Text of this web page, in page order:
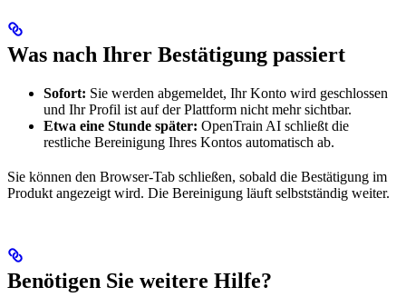
Was nach Ihrer Bestätigung passiert
Sofort: Sie werden abgemeldet, Ihr Konto wird geschlossen
und Ihr Profil ist auf der Plattform nicht mehr sichtbar.
Etwa eine Stunde später: OpenTrain AI schließt die
restliche Bereinigung Ihres Kontos automatisch ab.
Sie können den Browser-Tab schließen, sobald die Bestätigung im
Produkt angezeigt wird. Die Bereinigung läuft selbstständig weiter.
Benötigen Sie weitere Hilfe?